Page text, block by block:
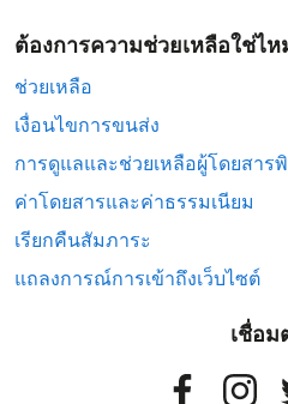
ต้องการความช่วยเหลือใช่ไห
ช่วยเหลือ
เงื่อนไขการขนส่ง
การดูแลและช่วยเหลือผู้โดยสาร
ค่าโดยสารและค่าธรรมเนียม
เรียกคืนสัมภาระ
แถลงการณ์การเข้าถึงเว็บไซต์
เชื่อม